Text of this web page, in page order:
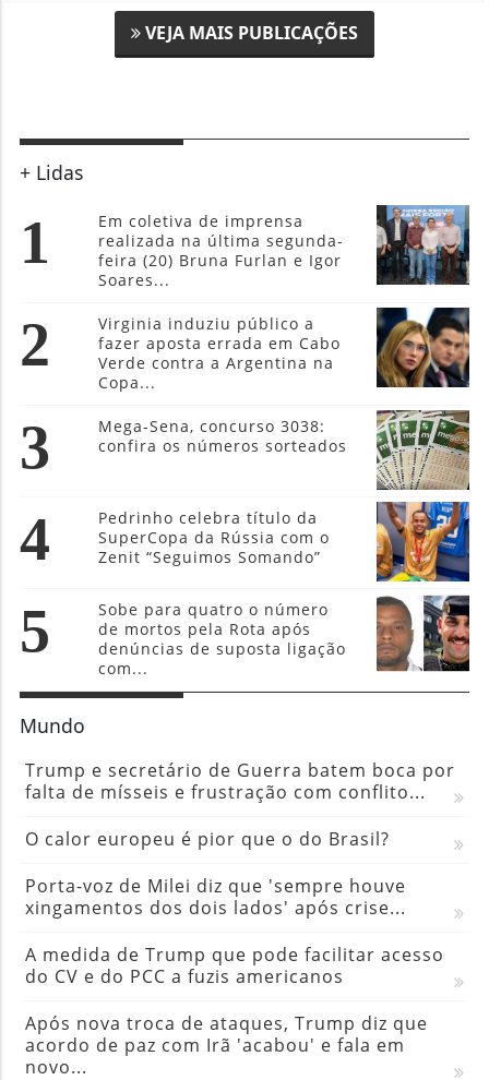
VEJA MAIS PUBLICAÇÕES
+ Lidas
1
Em coletiva de imprensa
realizada na última segunda-
feira (20) Bruna Furlan e Igor
Soares...
2
Virginia induziu público a
fazer aposta errada em Cabo
Verde contra a Argentina na
Copa...
3
Mega-Sena, concurso 3038:
confira os números sorteados
4
Pedrinho celebra título da
SuperCopa da Rússia com o
Zenit “Seguimos Somando”
5
Sobe para quatro o número
de mortos pela Rota após
denúncias de suposta ligação
com...
Mundo
Trump e secretário de Guerra batem boca por
falta de mísseis e frustração com conflito...
O calor europeu é pior que o do Brasil?
Porta-voz de Milei diz que 'sempre houve
xingamentos dos dois lados' após crise...
A medida de Trump que pode facilitar acesso
do CV e do PCC a fuzis americanos
Após nova troca de ataques, Trump diz que
acordo de paz com Irã 'acabou' e fala em
novo...